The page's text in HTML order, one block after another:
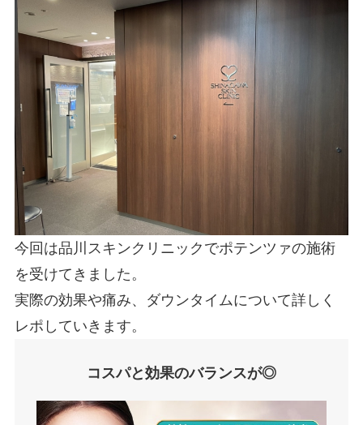
今回は品川スキンクリニックでポテンツァの施術
を受けてきました。
実際の効果や痛み、ダウンタイムについて詳しく
レポしていきます。
コスパと効果のバランスが◎